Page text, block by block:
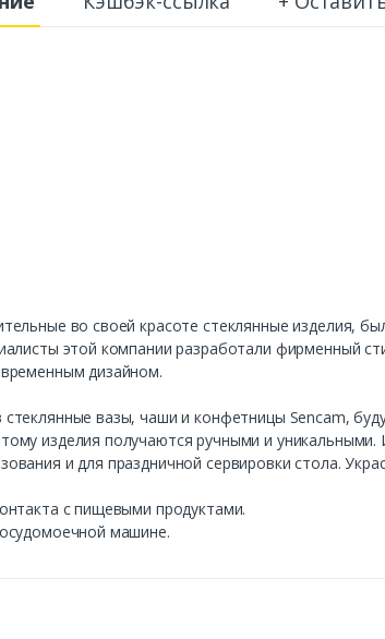
во своей красоте стеклянные изделия,
этой компании разработали фирменный
дизайном.
вазы, чаши и конфетницы Sencam,
изделия получаются ручными и
и для праздничной сервировки стола.
с пищевыми продуктами.
машине.